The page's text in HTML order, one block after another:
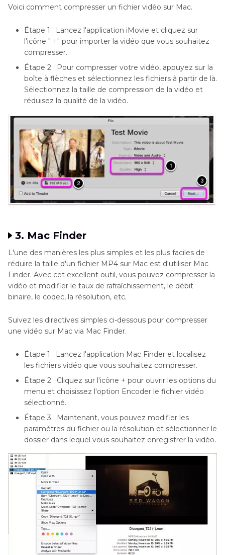
Voici comment compresser un fichier vidéo sur Mac.
Étape 1 : Lancez l'application iMovie et cliquez sur
l'icône " +" pour importer la vidéo que vous souhaitez
compresser.
Étape 2 : Pour compresser votre vidéo, appuyez sur la
boîte à flèches et sélectionnez les fichiers à partir de là.
Sélectionnez la taille de compression de la vidéo et
réduisez la qualité de la vidéo.
3. Mac Finder
L'une des manières les plus simples et les plus faciles de
réduire la taille d'un fichier MP4 sur Mac est d'utiliser Mac
Finder. Avec cet excellent outil, vous pouvez compresser la
vidéo et modifier le taux de rafraîchissement, le débit
binaire, le codec, la résolution, etc.
Suivez les directives simples ci-dessous pour compresser
une vidéo sur Mac via Mac Finder.
Étape 1 : Lancez l'application Mac Finder et localisez
les fichiers vidéo que vous souhaitez compresser.
Étape 2 : Cliquez sur l'icône + pour ouvrir les options du
menu et choisissez l'option Encoder le fichier vidéo
sélectionné.
Étape 3 : Maintenant, vous pouvez modifier les
paramètres du fichier ou la résolution et sélectionner le
dossier dans lequel vous souhaitez enregistrer la vidéo.